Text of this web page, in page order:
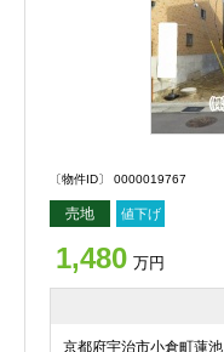
〔物件ID〕 0000019767
売地 値下げ
1,480 万円
京都府宇治市小倉町蓮池